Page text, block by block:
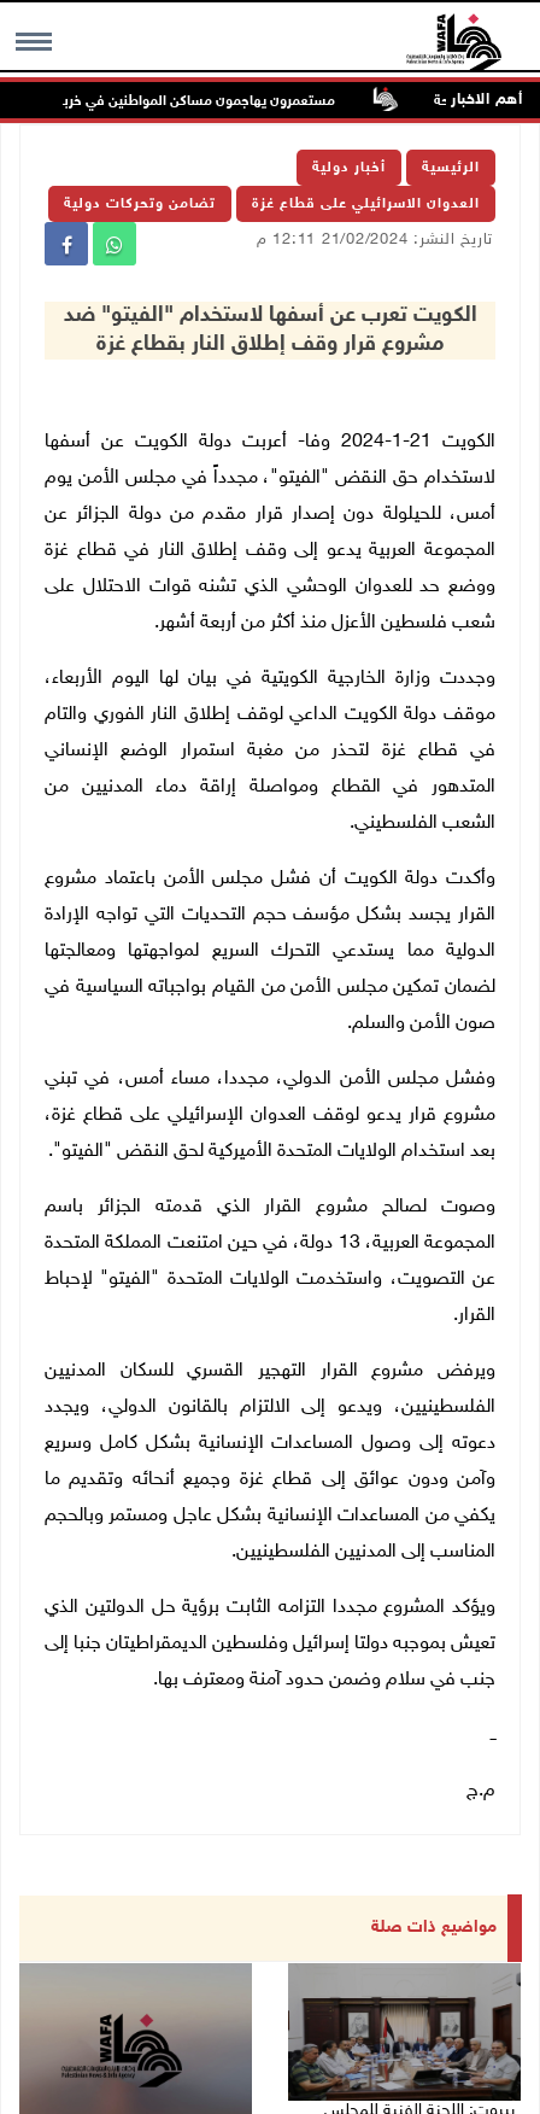
MENU أهم الاخبار
حرية الملاحة مستعمرون يهاجمون مساكن المواطنين في خربة الحمة
الرئيسية أخبار دولية
العدوان الاسرائيلي على قطاع غزة تضامن وتحركات دولية
تاريخ النشر: 21/02/2024 12:11 م
الكويت تعرب عن أسفها لاستخدام "الفيتو" ضد
مشروع قرار وقف إطلاق النار بقطاع غزة
الكويت 21-1-2024 وفا- أعربت دولة الكويت عن أسفها
لاستخدام حق النقض "الفيتو"، مجدداً في مجلس الأمن يوم
أمس، للحيلولة دون إصدار قرار مقدم من دولة الجزائر عن
المجموعة العربية يدعو إلى وقف إطلاق النار في قطاع غزة
ووضع حد للعدوان الوحشي الذي تشنه قوات الاحتلال على
شعب فلسطين الأعزل منذ أكثر من أربعة أشهر.
وجددت وزارة الخارجية الكويتية في بيان لها اليوم الأربعاء،
موقف دولة الكويت الداعي لوقف إطلاق النار الفوري والتام
في قطاع غزة لتحذر من مغبة استمرار الوضع الإنساني
المتدهور في القطاع ومواصلة إراقة دماء المدنيين من
الشعب الفلسطيني.
وأكدت دولة الكويت أن فشل مجلس الأمن باعتماد مشروع
القرار يجسد بشكل مؤسف حجم التحديات التي تواجه الإرادة
الدولية مما يستدعي التحرك السريع لمواجهتها ومعالجتها
لضمان تمكين مجلس الأمن من القيام بواجباته السياسية في
صون الأمن والسلم.
وفشل مجلس الأمن الدولي، مجددا، مساء أمس، في تبني
مشروع قرار يدعو لوقف العدوان الإسرائيلي على قطاع غزة،
بعد استخدام الولايات المتحدة الأميركية لحق النقض "الفيتو".
وصوت لصالح مشروع القرار الذي قدمته الجزائر باسم
المجموعة العربية، 13 دولة، في حين امتنعت المملكة المتحدة
عن التصويت، واستخدمت الولايات المتحدة "الفيتو" لإحباط
القرار.
ويرفض مشروع القرار التهجير القسري للسكان المدنيين
الفلسطينيين، ويدعو إلى الالتزام بالقانون الدولي، ويجدد
دعوته إلى وصول المساعدات الإنسانية بشكل كامل وسريع
وآمن ودون عوائق إلى قطاع غزة وجميع أنحائه وتقديم ما
يكفي من المساعدات الإنسانية بشكل عاجل ومستمر وبالحجم
المناسب إلى المدنيين الفلسطينيين.
ويؤكد المشروع مجددا التزامه الثابت برؤية حل الدولتين الذي
تعيش بموجبه دولتا إسرائيل وفلسطين الديمقراطيتان جنبا إلى
جنب في سلام وضمن حدود آمنة ومعترف بها.
ــ
م.ج
مواضيع ذات صلة